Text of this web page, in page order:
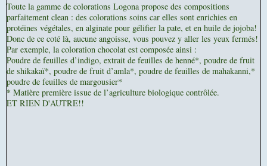
Toute la gamme de colorations Logona propose des compositions
parfaitement clean : des colorations soins car elles sont enrichies en
protéines végétales, en alginate pour gélifier la pate, et en huile de jojoba!
Donc de ce coté là, aucune angoisse, vous pouvez y aller les yeux fermés!
Par exemple, la coloration chocolat est composée ainsi :
Poudre de feuilles d’indigo, extrait de feuilles de henné*, poudre de fruit
de shikakaï*, poudre de fruit d’amla*, poudre de feuilles de mahakanni,*
poudre de feuilles de margousier*
* Matière première issue de l’agriculture biologique contrôlée.
ET RIEN D'AUTRE!!